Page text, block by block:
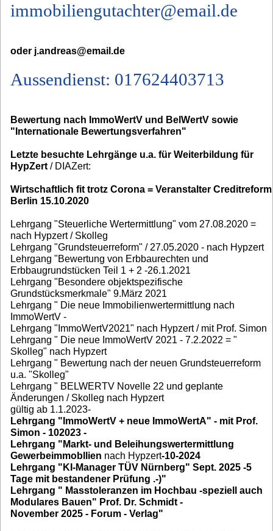
immobiliengutachter@email.de
oder j.andreas@email.de
Aussendienst: 017624403713
Bewertung nach ImmoWertV und BelWertV sowie
"Internationale Bewertungsverfahren"
Letzte besuchte Lehrgänge u.a. für Weiterbildung für
HypZert / DIAZert:
Wirtschaftlich fit trotz Corona = Veranstalter Creditreform
Berlin 15.10.2020
Lehrgang "Steuerliche Wertermittlung" vom 27.08.2020 =
nach Hypzert / Skolleg
Lehrgang "Grundsteuerreform" / 27.05.2020 - nach Hypzert
Lehrgang "Bewertung von Erbbaurechten und
Erbbaugrundstücken Teil 1 + 2 -26.1.2021
Lehrgang "Besondere objektspezifische
Grundstücksmerkmale" 9.März 2021
Lehrgang " Die neue Immobilienwertermittlung nach
ImmoWertV -
Lehrgang "ImmoWertV2021" nach Hypzert / mit Prof. Simon
Lehrgang " Die neue ImmoWertV 2021 - 7.2.2022 = "
Skolleg" nach Hypzert
Lehrgang " Bewertung nach der neuen Grundsteuerreform
u.a. "Skolleg"
Lehrgang " BELWERTV Novelle 22 und geplante
Änderungen / Skolleg nach Hypzert
gültig ab 1.1.2023-
Lehrgang "ImmoWertV + neue ImmoWertA" - mit Prof.
Simon - 102023 -
Lehrgang "Markt- und Beleihungswertermittlung
Gewerbeimmobllien nach Hypzert-10-2024
Lehrgang "KI-Manager TÜV Nürnberg" Sept. 2025 -5
Tage mit bestandener Prüfung .-)"
Lehrgang " Masstoleranzen im Hochbau -speziell auch
Modulares Bauen" Prof. Dr. Schmidt -
November 2025 - Forum - Verlag"